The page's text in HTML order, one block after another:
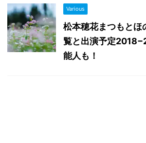
Various
松本穂花まつもとほ
覧と出演予定
能人も！